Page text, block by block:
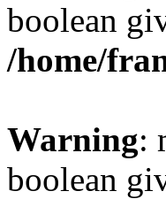
boolean
/home/
Warning:
boolean